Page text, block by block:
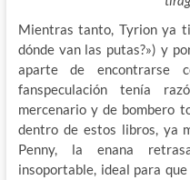
Mientras tanto, Tyrion ya
dónde van las putas?») y
aparte de encontrarse
fanspeculación tenía
mercenario y de bombero
dentro de estos libros, ya
Penny, la enana
insoportable, ideal para